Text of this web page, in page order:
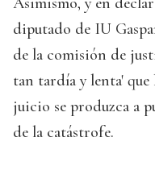
diputado de IU
de la comisión de
tan tardía y lenta'
juicio se produzca a
de la catástrofe.